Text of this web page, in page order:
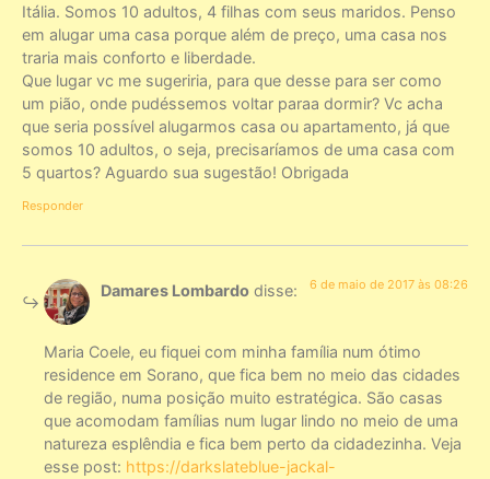
Itália. Somos 10 adultos, 4 filhas com seus maridos. Penso
em alugar uma casa porque além de preço, uma casa nos
traria mais conforto e liberdade.
Que lugar vc me sugeriria, para que desse para ser como
um pião, onde pudéssemos voltar paraa dormir? Vc acha
que seria possível alugarmos casa ou apartamento, já que
somos 10 adultos, o seja, precisaríamos de uma casa com
5 quartos? Aguardo sua sugestão! Obrigada
Responder
Damares Lombardo disse: 6 de maio de 2017 às 08:26
Maria Coele, eu fiquei com minha família num ótimo
residence em Sorano, que fica bem no meio das cidades
de região, numa posição muito estratégica. São casas
que acomodam famílias num lugar lindo no meio de uma
natureza esplêndia e fica bem perto da cidadezinha. Veja
esse post: https://darkslateblue-jackal-